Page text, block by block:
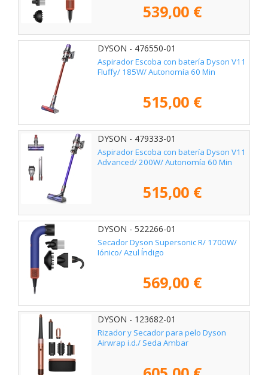
539,00 €
DYSON - 476550-01
Aspirador Escoba con batería Dyson V11
Fluffy/ 185W/ Autonomía 60 Min
515,00 €
DYSON - 479333-01
Aspirador Escoba con batería Dyson V11
Advanced/ 200W/ Autonomía 60 Min
515,00 €
DYSON - 522266-01
Secador Dyson Supersonic R/ 1700W/
Iónico/ Azul Índigo
569,00 €
DYSON - 123682-01
Rizador y Secador para pelo Dyson
Airwrap i.d./ Seda Ambar